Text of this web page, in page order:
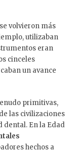
volvieron más
utilizaban
eran
cinceles
un avance
primitivas,
las civilizaciones
dental. En la Edad
hechos a